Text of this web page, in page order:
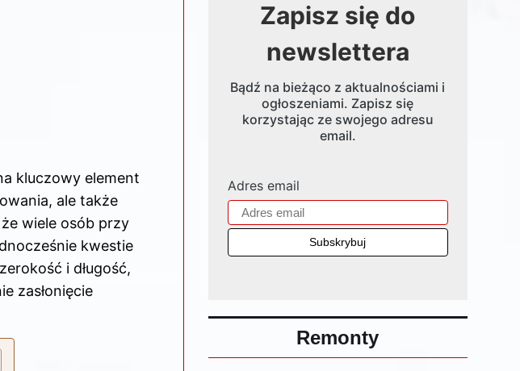
kluczowy element
ale także
wiele osób przy
kwestie
i długość,
zasłonięcie
Zapisz się do
newslettera
Bądź na bieżąco z aktualnościami i
ogłoszeniami. Zapisz się
korzystając ze swojego adresu
email.
Adres email
Remonty